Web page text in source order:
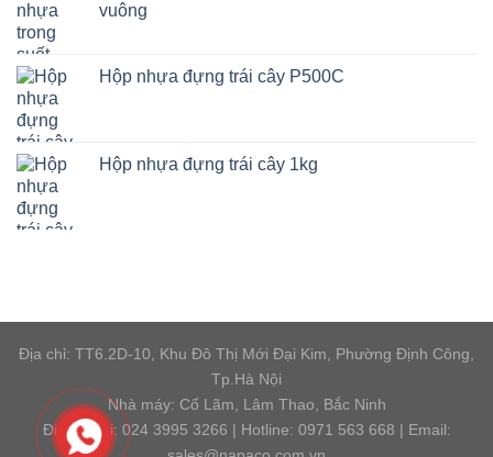
vuông
Hộp nhựa đựng trái cây P500C
Hộp nhựa đựng trái cây 1kg
Địa chỉ: TT6.2D-10, Khu Đô Thị Mới Đại Kim, Phường Định Công,
Tp.Hà Nội
Nhà máy: Cổ Lãm, Lâm Thao, Bắc Ninh
Điện thoại: 024 3995 3266 | Hotline: 0971 563 668 | Email: